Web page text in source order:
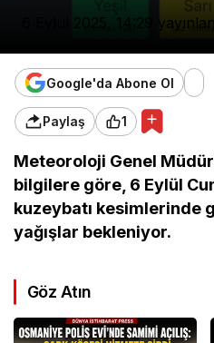
6 Eylül 2025, 14:29
Google'da Abone Ol
Paylaş 1
Meteoroloji Genel
bilgilere göre, 6 Eylül
kuzeybatı kesimlerinde
yağışlar bekleniyor.
Göz Atın